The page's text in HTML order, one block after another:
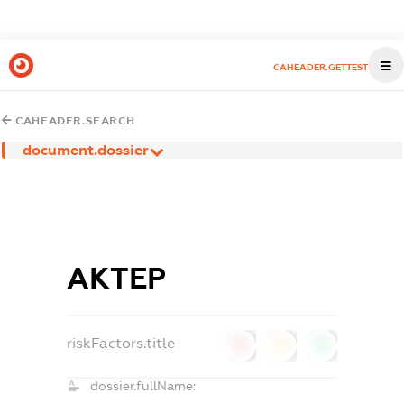
CAHEADER.GETTEST
CAHEADER.SEARCH
document.dossier
АКТЕР
riskFactors.title
dossier.fullName: